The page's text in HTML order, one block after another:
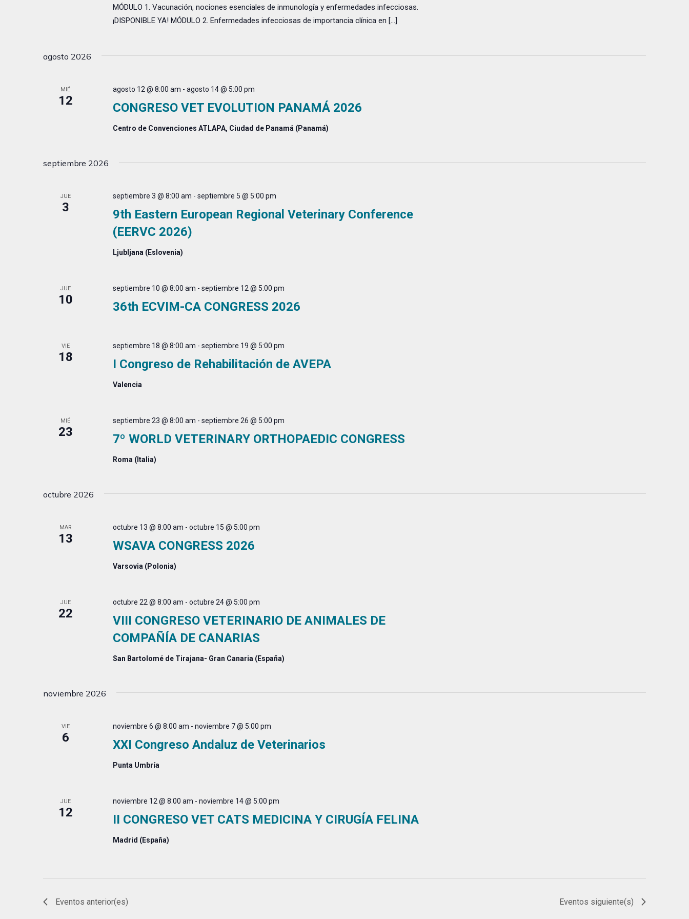
MÓDULO 1. Vacunación, nociones esenciales de inmunología y enfermedades infecciosas.
¡DISPONIBLE YA! MÓDULO 2. Enfermedades infecciosas de importancia clínica en […]
agosto 2026
MIÉ
12 CONGRESO VET EVOLUTION PANAMÁ 2026
agosto 12 @ 8:00 am - agosto 14 @ 5:00 pm
Centro de Convenciones ATLAPA, Ciudad de Panamá (Panamá)
septiembre 2026
JUE
3
9th Eastern European Regional Veterinary Conference
(EERVC 2026)
septiembre 3 @ 8:00 am - septiembre 5 @ 5:00 pm
Ljubljana (Eslovenia)
JUE
10 36th ECVIM-CA CONGRESS 2026
septiembre 10 @ 8:00 am - septiembre 12 @ 5:00 pm
VIE
18 I Congreso de Rehabilitación de AVEPA
septiembre 18 @ 8:00 am - septiembre 19 @ 5:00 pm
Valencia
MIÉ
23 7º WORLD VETERINARY ORTHOPAEDIC CONGRESS
septiembre 23 @ 8:00 am - septiembre 26 @ 5:00 pm
Roma (Italia)
octubre 2026
MAR
13 WSAVA CONGRESS 2026
octubre 13 @ 8:00 am - octubre 15 @ 5:00 pm
Varsovia (Polonia)
JUE
22
VIII CONGRESO VETERINARIO DE ANIMALES DE
COMPAÑÍA DE CANARIAS
octubre 22 @ 8:00 am - octubre 24 @ 5:00 pm
San Bartolomé de Tirajana- Gran Canaria (España)
noviembre 2026
VIE
6 XXI Congreso Andaluz de Veterinarios
noviembre 6 @ 8:00 am - noviembre 7 @ 5:00 pm
Punta Umbría
JUE
12 II CONGRESO VET CATS MEDICINA Y CIRUGÍA FELINA
noviembre 12 @ 8:00 am - noviembre 14 @ 5:00 pm
Madrid (España)
Eventos anterior(es) Eventos siguiente(s)